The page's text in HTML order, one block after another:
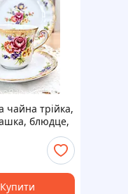
чайна трійка,
блюдце,
A.G,
порцеляна,
Купити